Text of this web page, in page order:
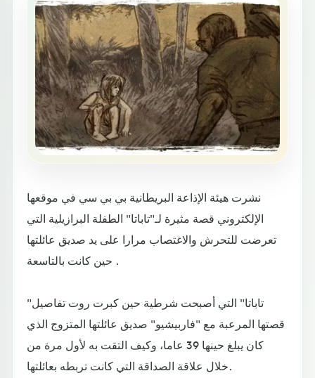
نشرت هيئة الإذاعة البريطانية بي بي سي في موقعها
الإلكتروني قصة مثيرة لـ"تاباتا" الطفلة البرازيلية التي
تعرضت للتحرش والاغتصاب مرارا على يد صديق عائلتها
حين كانت بالتاسعة .
"تاباتا" التي أصبحت شرطية حين كبرت روت تفاصيل
قصتها المرعبة مع "فاربيشيو" صديق عائلتها المتزوج الذي
كان يبلغ حينها 39 عاما، وكيف التقت به لأول مرة من
خلال علاقة الصداقة التي كانت تربطه بعائلتها.